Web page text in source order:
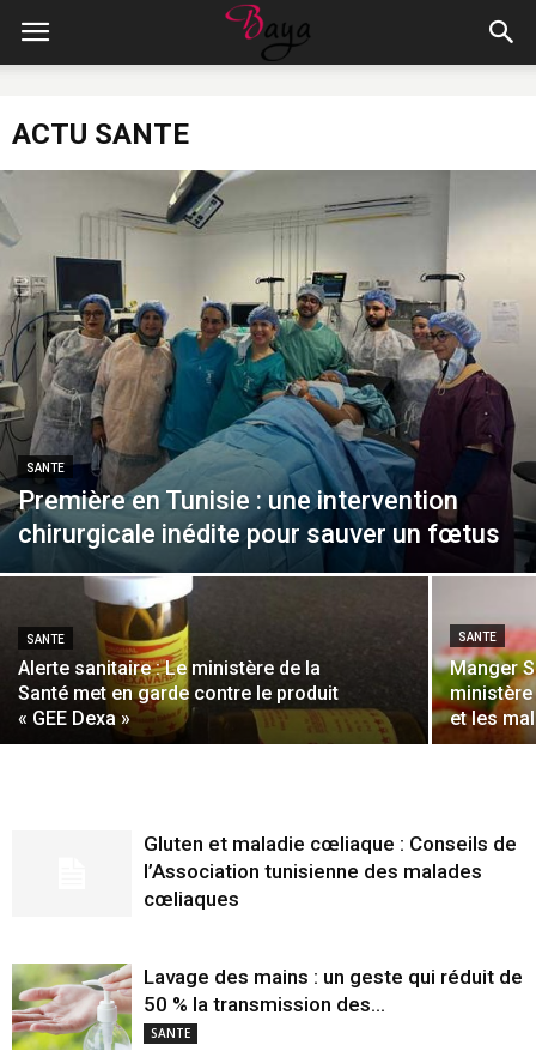
ACTU SANTE
SANTE
Première en Tunisie : une intervention
chirurgicale inédite pour sauver un fœtus
SANTE
Alerte sanitaire : Le ministère de la
Santé met en garde contre le produit
« GEE Dexa »
SANTE
Manger
ministère
et les
Gluten et maladie cœliaque : Conseils de
l’Association tunisienne des malades
cœliaques
Lavage des mains : un geste qui réduit de
50 % la transmission des...
SANTE